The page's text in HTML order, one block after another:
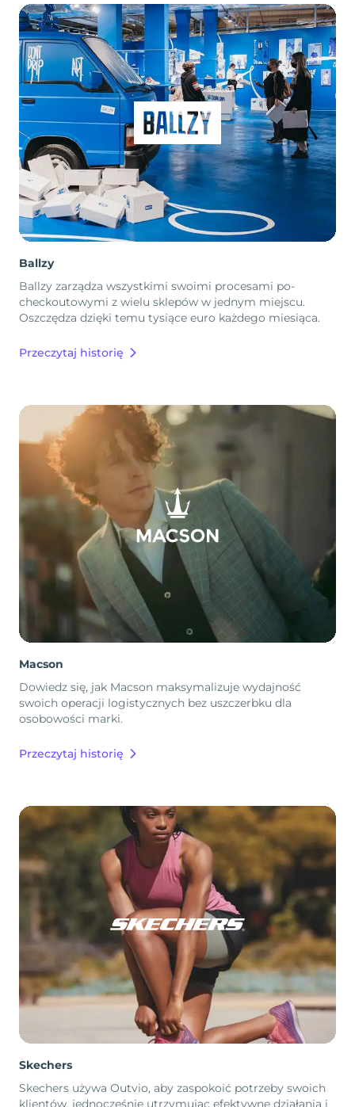
Ballzy
Ballzy zarządza wszystkimi swoimi procesami po-
checkoutowymi z wielu sklepów w jednym miejscu.
Oszczędza dzięki temu tysiące euro każdego miesiąca.
Przeczytaj historię
Macson
Dowiedz się, jak Macson maksymalizuje wydajność
swoich operacji logistycznych bez uszczerbku dla
osobowości marki.
Przeczytaj historię
Skechers
Skechers używa Outvio, aby zaspokoić potrzeby swoich
klientów, jednocześnie utrzymując efektywne działania i